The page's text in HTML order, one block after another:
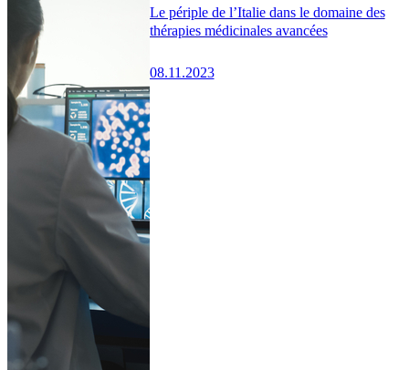
Le périple de l’Italie dans le domaine des
thérapies médicinales avancées
08.11.2023